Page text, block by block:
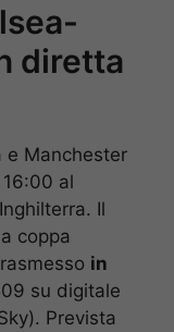
diretta
e Manchester
al
Il
coppa
in
su digitale
Prevista